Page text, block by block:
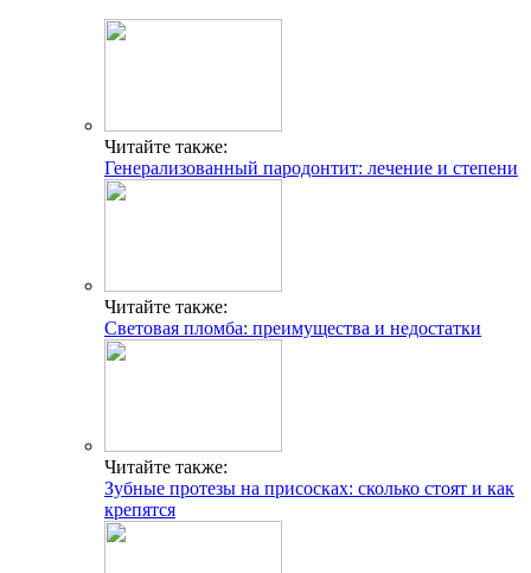
Читайте также:
Генерализованный пародонтит: лечение и степени
Читайте также:
Световая пломба: преимущества и недостатки
Читайте также:
Зубные протезы на присосках: сколько стоят и как
крепятся